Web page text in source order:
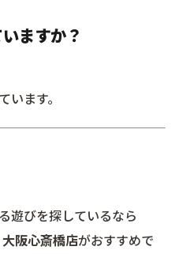
ますか？
ます。
遊びを探しているなら
阪心斎橋店がおすすめで